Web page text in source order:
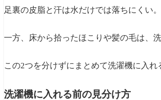
足裏の皮脂と汗は水だけでは落ちにくい。
一方、床から拾ったほこりや髪の毛は、
この2つを分けずにまとめて洗濯機に入れ
洗濯機に入れる前の見分け方